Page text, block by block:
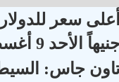
الأحد 9 أغسطس 2026
جاس: